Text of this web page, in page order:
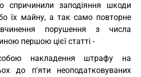
спричинили заподіяння шкоди
їх майну, а так само повторне
порушення з числа
першою цієї статті -
накладення штрафу на
до п'яти неоподатковуваних